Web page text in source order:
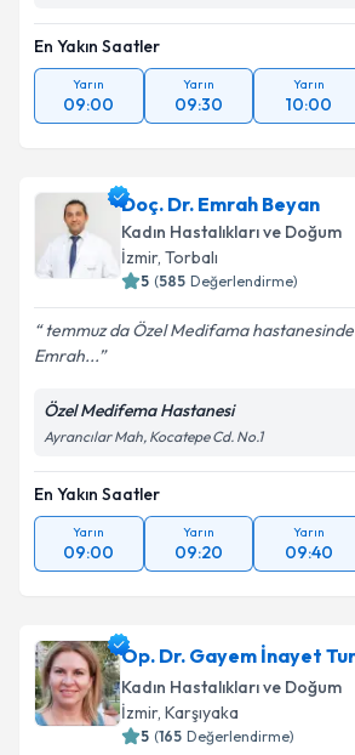
En Yakın Saatler
Yarın
09:00
Yarın
09:30
Yarın
10:00
Doç. Dr. Emrah Beyan
Kadın Hastalıkları ve Doğum
İzmir, Torbalı
5 (585 Değerlendirme)
temmuz da Özel Medifama
Emrah...
Özel Medifema Hastanesi
Ayrancılar Mah, Kocatepe Cd. No.1
En Yakın Saatler
Yarın
09:00
Yarın
09:20
Yarın
09:40
Op. Dr. Gayem İnayet
Kadın Hastalıkları ve Doğum
İzmir, Karşıyaka
5 (165 Değerlendirme)